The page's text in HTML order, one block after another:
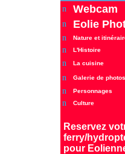
n Webcam
n Eolie
n Nature et
n L'Histoire
n La cuisine
n Galerie de photos
n Personnages
n Culture
Reservez
ferry/
pour